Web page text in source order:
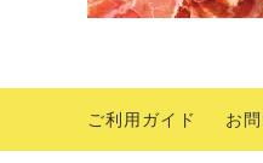
ご利用ガイド お